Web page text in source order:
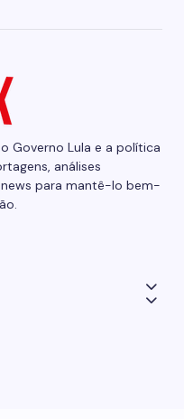
Governo Lula e a política
análises
para mantê-lo bem-